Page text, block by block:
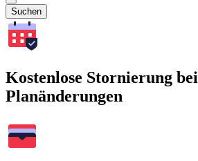
Suchen
Kostenlose Stornierung bei
Planänderungen